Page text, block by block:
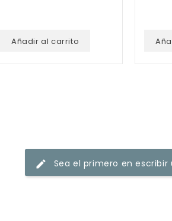
Añadir al carrito
Sea el primero en escribir